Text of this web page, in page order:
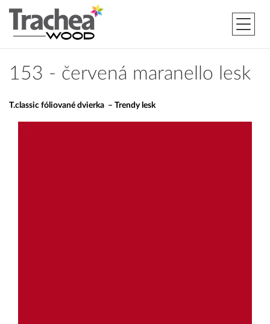
153 - červená maranello lesk
T.classic fóliované dvierka – Trendy lesk